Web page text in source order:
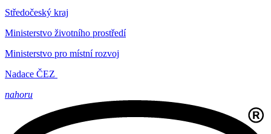
Středočeský kraj
Ministerstvo životního prostředí
Ministerstvo pro místní rozvoj
Nadace ČEZ
nahoru